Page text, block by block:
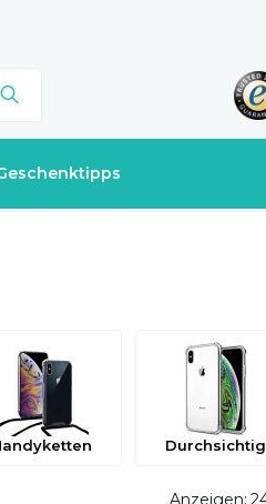
Durchsichtig
Anzeigen: